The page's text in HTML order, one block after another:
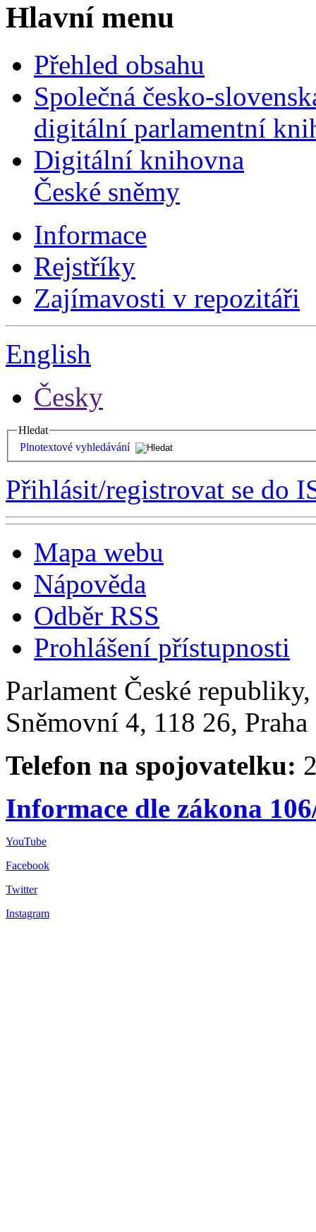
Hlavní menu
Přehled obsahu
Společná česko-
digitální parlamentní
Digitální knihovna
České sněmy
Informace
Rejstříky
Zajímavosti v repozitáři
English
Česky
Hledat
Plnotextové vyhledávání
Přihlásit/registrovat se do
Mapa webu
Nápověda
Odběr RSS
Prohlášení přístupnosti
Parlament České
Sněmovní 4, 118 26,
Telefon na spojovatelku:
Informace dle zákona
YouTube
Facebook
Twitter
Instagram